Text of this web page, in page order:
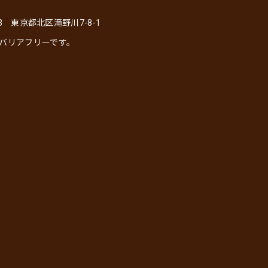
東京都北区滝野川7-8-1
リアフリーです。